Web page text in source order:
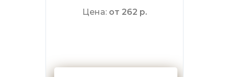
Цена: от 262 р.